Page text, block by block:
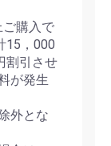
購入で
15，000
割引させ
が発生
外とな